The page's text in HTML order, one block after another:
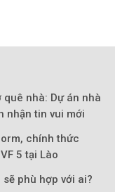
nhà: Dự án nhà
nhận tin vui mới
chính thức
5 tại Lào
phù hợp với ai?